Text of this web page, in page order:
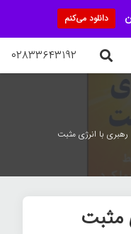
۰۲۸۳۳۶۴۳۱۹۲
رهبری با انرژی مثبت
مثبت
دانلود می‌کنم